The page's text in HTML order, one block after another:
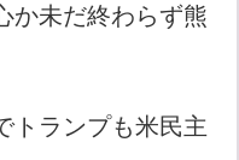
か未だ終わらず熊
トランプも米民主